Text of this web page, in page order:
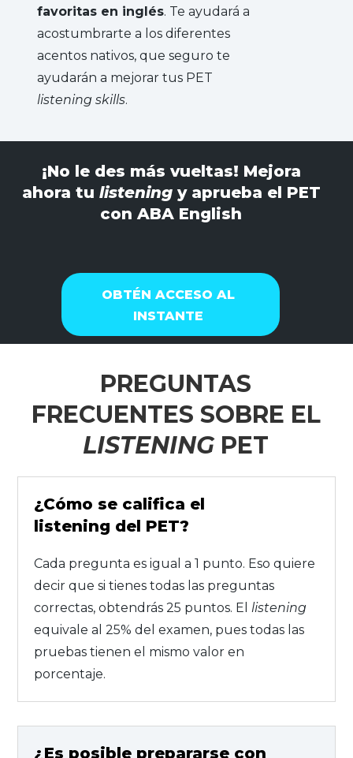
favoritas en inglés. Te ayudará a
acostumbrarte a los diferentes
acentos nativos, que seguro te
ayudarán a mejorar tus PET
listening skills.
¡No le des más vueltas! Mejora
ahora tu listeningy aprueba el PET
con ABA English
OBTÉN ACCESO AL
INSTANTE
PREGUNTAS
FRECUENTES SOBRE EL
LISTENINGPET
¿Cómo se califica el
listening del PET?
Cada pregunta es igual a 1 punto. Eso quiere
decir que si tienes todas las preguntas
correctas, obtendrás 25 puntos. Ellistening
equivale al 25% del examen, pues todas las
pruebas tienen el mismo valor en
porcentaje.
¿Es posible prepararse con